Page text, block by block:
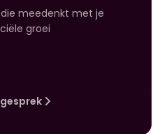
meedenkt met je
groei